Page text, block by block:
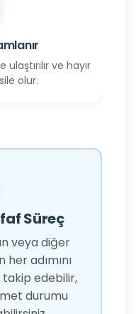
ve hayır
olur.
Süreç
veya diğer
adımını
edebilir,
durumu